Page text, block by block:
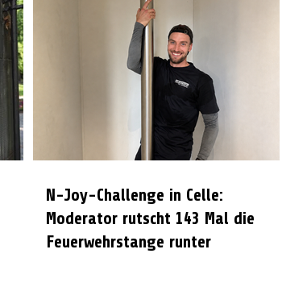
N-Joy-Challenge in Celle:
Moderator rutscht 143 Mal die
Feuerwehrstange runter